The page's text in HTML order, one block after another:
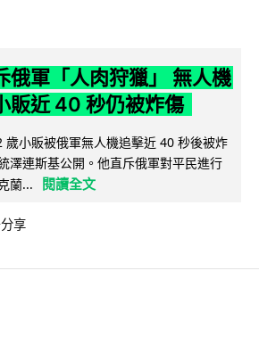
俄軍「人肉狩獵」 無人機
販近 40 秒仍被炸傷
歲小販被俄軍無人機追擊近 40 秒後被炸
澤連斯基公開。他直斥俄軍對平民進行
蘭...
閱讀全文
分享